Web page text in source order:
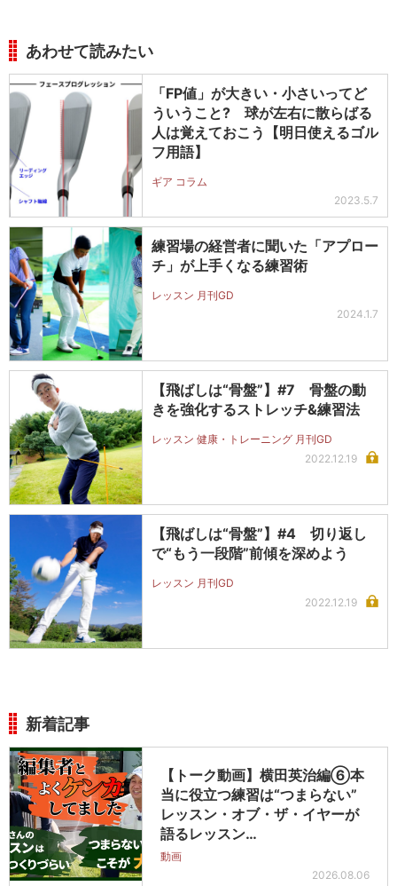
あわせて読みたい
「FP値」が大きい・小さいってど
ういうこと? 球が左右に散らばる
人は覚えておこう【明日使えるゴル
フ用語】
ギア コラム
2023.5.7
練習場の経営者に聞いた「アプロー
チ」が上手くなる練習術
レッスン 月刊GD
2024.1.7
【飛ばしは“骨盤”】#7 骨盤の動
きを強化するストレッチ&練習法
レッスン 健康・トレーニング 月刊GD
2022.12.19
【飛ばしは“骨盤”】#4 切り返し
で“もう一段階”前傾を深めよう
レッスン 月刊GD
2022.12.19
新着記事
【トーク動画】横田英治編⑥本
当に役立つ練習は“つまらない”
レッスン・オブ・ザ・イヤーが
語るレッスン…
動画
2026.08.06